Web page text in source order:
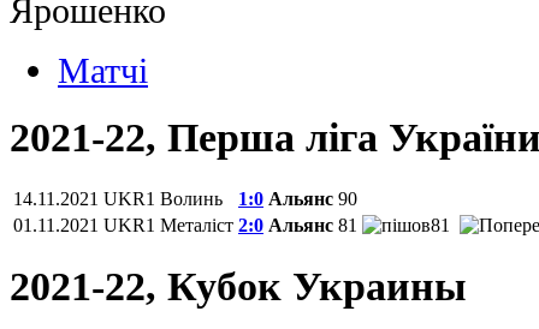
Матчi
2021-22, Перша ліга
14.11.2021 UKR1 Волинь 1:0 Альянс 90
01.11.2021 UKR1 Металіст 2:0 Альянс 81 81
2021-22, Кубок Украины